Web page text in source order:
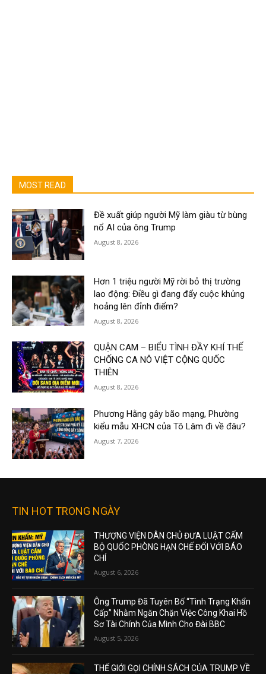
MOST READ
Đề xuất giúp người Mỹ làm giàu từ bùng
nổ AI của ông Trump
August 8, 2026
Hơn 1 triệu người Mỹ rời bỏ thị trường
lao động: Điều gì đang đẩy cuộc khủng
hoảng lên đỉnh điểm?
August 8, 2026
QUẬN CAM – BIỂU TÌNH ĐẦY KHÍ THẾ
CHỐNG CA NÔ VIỆT CỘNG QUỐC
THIÊN
August 8, 2026
Phương Hằng gây bão mạng, Phường
kiểu mẫu XHCN của Tô Lâm đi về đâu?
August 7, 2026
TIN HOT TRONG NGÀY
THƯỢNG VIỆN DÂN CHỦ ĐƯA LUẬT CẤM
BỘ QUỐC PHÒNG HẠN CHẾ ĐỐI VỚI BÁO
CHÍ
August 6, 2026
Ông Trump Đã Tuyên Bố “Tình Trạng Khẩn
Cấp” Nhằm Ngăn Chặn Việc Công Khai Hồ
Sơ Tài Chính Của Mình Cho Đài BBC
August 5, 2026
THẾ GIỚI GỌI CHÍNH SÁCH CỦA TRUMP VỀ